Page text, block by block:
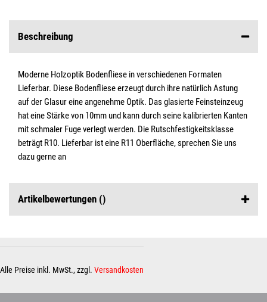
Beschreibung
Moderne Holzoptik Bodenfliese in verschiedenen Formaten
Lieferbar. Diese Bodenfliese erzeugt durch ihre natürlich Astung
auf der Glasur eine angenehme Optik. Das glasierte Feinsteinzeug
hat eine Stärke von 10mm und kann durch seine kalibrierten Kanten
mit schmaler Fuge verlegt werden. Die Rutschfestigkeitsklasse
beträgt R10. Lieferbar ist eine R11 Oberfläche, sprechen Sie uns
dazu gerne an
Artikelbewertungen ()
Alle Preise inkl. MwSt., zzgl. Versandkosten